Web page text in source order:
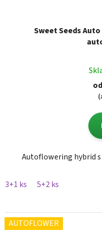
Sweet Seeds
od
Autoflowering hybrid s
3+1 ks
5+2 ks
AUTOFLOWER